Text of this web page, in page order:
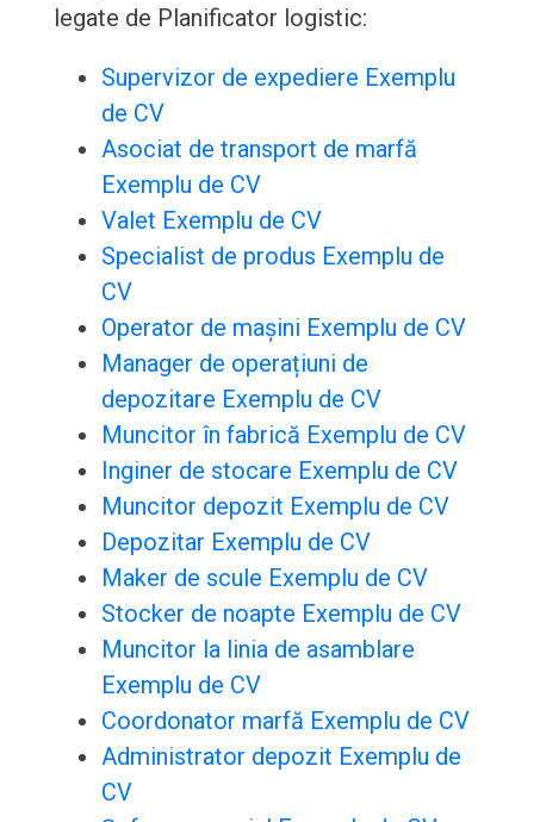
legate de Planificator logistic:
Supervizor de expediere Exemplu
de CV
Asociat de transport de marfă
Exemplu de CV
Valet Exemplu de CV
Specialist de produs Exemplu de
CV
Operator de mașini Exemplu de CV
Manager de operațiuni de
depozitare Exemplu de CV
Muncitor în fabrică Exemplu de CV
Inginer de stocare Exemplu de CV
Muncitor depozit Exemplu de CV
Depozitar Exemplu de CV
Maker de scule Exemplu de CV
Stocker de noapte Exemplu de CV
Muncitor la linia de asamblare
Exemplu de CV
Coordonator marfă Exemplu de CV
Administrator depozit Exemplu de
CV